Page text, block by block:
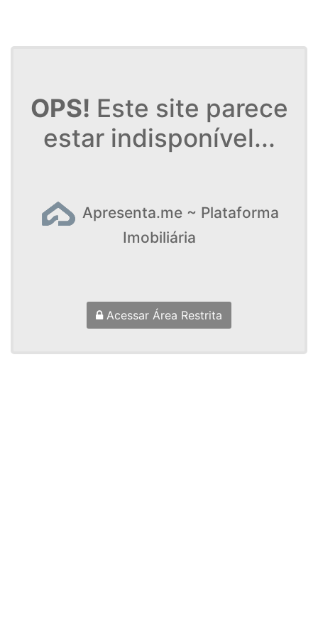
OPS! Este site parece
estar indisponível...
Apresenta.me ~ Plataforma
Imobiliária
Acessar Área Restrita